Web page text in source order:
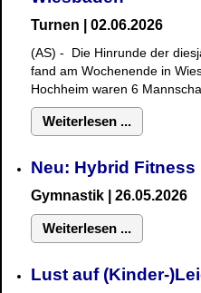
Turnen | 02.06.2026
(AS) - Die Hinrunde der
fand am Wochenende in
Hochheim waren 6
Weiterlesen ...
Neu: Hybrid Fitness
Gymnastik | 26.05.2026
Weiterlesen ...
Lust auf (Kinder-